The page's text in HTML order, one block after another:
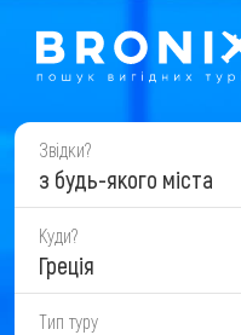
Звідки?
з будь-якого міста
Куди?
Греція
Тип туру